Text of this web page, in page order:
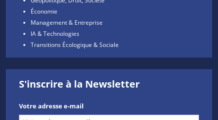
Économie
Management & Entreprise
IA & Technologies
Transitions Écologique & Sociale
S'inscrire à la Newsletter
Votre adresse e-mail